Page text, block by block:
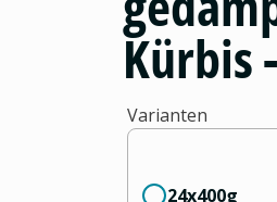
Kürbis
Varianten
24x400g